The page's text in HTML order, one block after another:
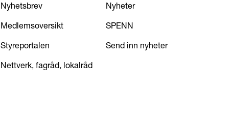
Nyhetsbrev
Medlemsoversikt
Styreportalen
Nettverk, fagråd, lokalråd
Nyheter
SPENN
Send inn nyheter